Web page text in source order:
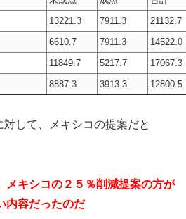
13221.3 7911.3
21132.7
6610.7 7911.3
14522.0
11849.7 5217.7
17067.3
8887.3 3913.3 12800.5
して、メキシコの提案だと
メキシコの２５％削減提案の方が
内容だったのだ